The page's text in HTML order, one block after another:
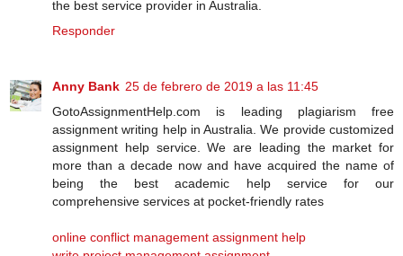
the best service provider in Australia.
Responder
Anny Bank 25 de febrero de 2019 a las 11:45
GotoAssignmentHelp.com is leading plagiarism free
assignment writing help in Australia. We provide customized
assignment help service. We are leading the market for
more than a decade now and have acquired the name of
being the best academic help service for our
comprehensive services at pocket-friendly rates
online conflict management assignment help